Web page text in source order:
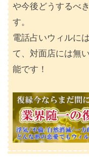
や今後どうするべ
す。
電話占いウィルに
て、対面店には無
能です！